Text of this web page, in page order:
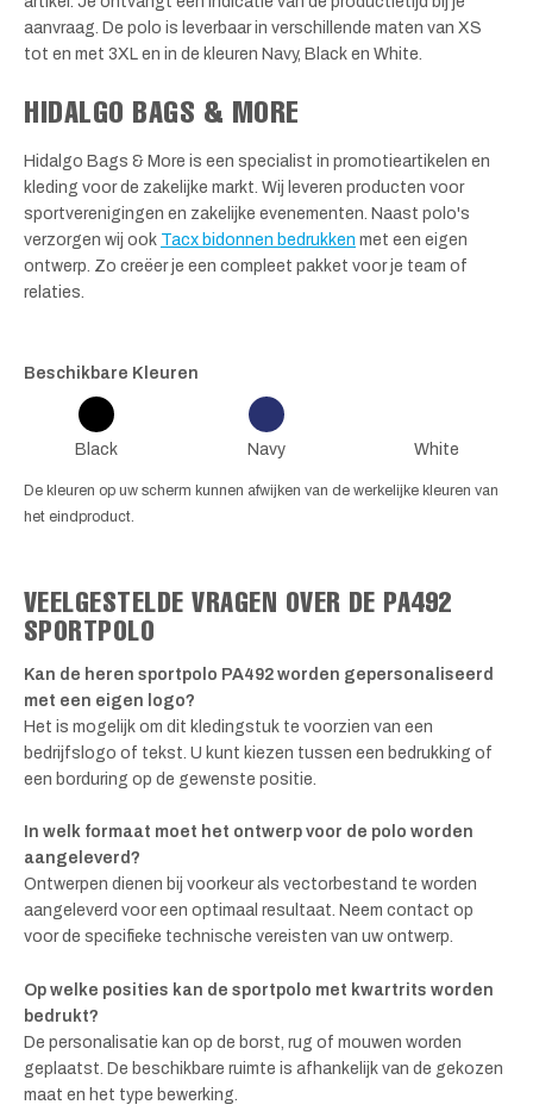
aanvraag. De polo is leverbaar in verschillende maten van XS
tot en met 3XL en in de kleuren Navy, Black en White.
HIDALGO BAGS & MORE
Hidalgo Bags & More is een specialist in promotieartikelen en
kleding voor de zakelijke markt. Wij leveren producten voor
sportverenigingen en zakelijke evenementen. Naast polo's
verzorgen wij ook Tacx bidonnen bedrukken met een eigen
ontwerp. Zo creëer je een compleet pakket voor je team of
relaties.
Beschikbare Kleuren
Black Navy White
De kleuren op uw scherm kunnen afwijken van de werkelijke kleuren van
het eindproduct.
VEELGESTELDE VRAGEN OVER DE PA492
SPORTPOLO
Kan de heren sportpolo PA492 worden gepersonaliseerd
met een eigen logo?
Het is mogelijk om dit kledingstuk te voorzien van een
bedrijfslogo of tekst. U kunt kiezen tussen een bedrukking of
een borduring op de gewenste positie.
In welk formaat moet het ontwerp voor de polo worden
aangeleverd?
Ontwerpen dienen bij voorkeur als vectorbestand te worden
aangeleverd voor een optimaal resultaat. Neem contact op
voor de specifieke technische vereisten van uw ontwerp.
Op welke posities kan de sportpolo met kwartrits worden
bedrukt?
De personalisatie kan op de borst, rug of mouwen worden
geplaatst. De beschikbare ruimte is afhankelijk van de gekozen
maat en het type bewerking.